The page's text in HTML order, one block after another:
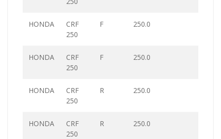
HONDA
CRF
250
F 250.0
HONDA
CRF
250
F 250.0
HONDA
CRF
250
R 250.0
HONDA
CRF
250
R 250.0